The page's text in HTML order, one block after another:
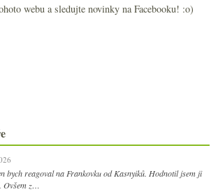
webu a sledujte novinky na Facebooku! :o)
bych reagoval na Frankovku od Kasnyiků. Hodnotil jsem ji
Ovšem z…